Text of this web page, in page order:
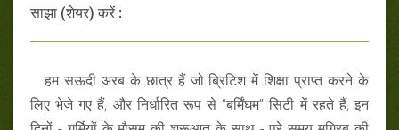
साझा (शेयर) करें :
हम सऊदी अरब के छात्र हैं जो ब्रिटिश में शिक्षा प्राप्त करने के
लिए भेजे गए हैं, और निर्धारित रूप से “बर्मिंघम” सिटी में रहते हैं, इन